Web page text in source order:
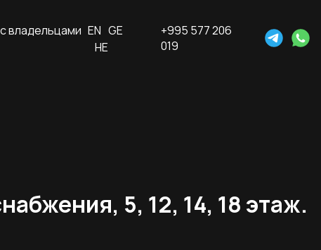
владельцами EN GE
HE
+995 577 206
019
5, 12, 14, 18 этаж.